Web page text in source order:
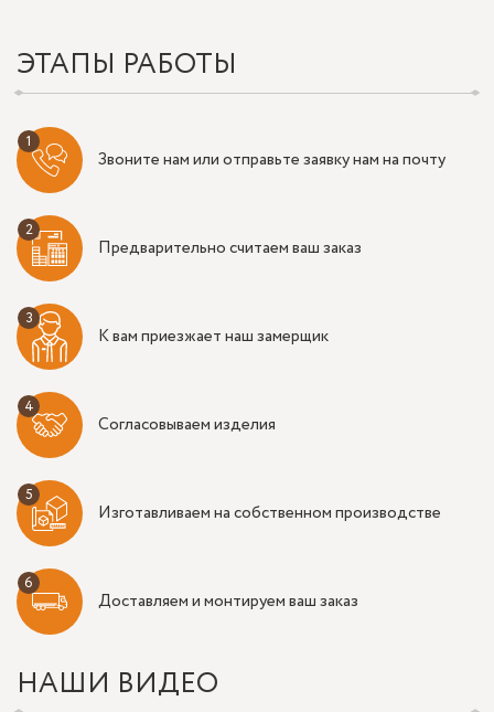
ЭТАПЫ РАБОТЫ
Звоните нам или отправьте заявку нам на почту
Предварительно считаем ваш заказ
К вам приезжает наш замерщик
Согласовываем изделия
Изготавливаем на собственном производстве
Доставляем и монтируем ваш заказ
НАШИ ВИДЕО